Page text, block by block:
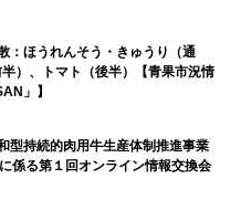
：ほうれんそう・きゅうり（通
）、トマト（後半）【青果市況情
」】
持続的肉用牛生産体制推進事業
係る第１回オンライン情報交換会